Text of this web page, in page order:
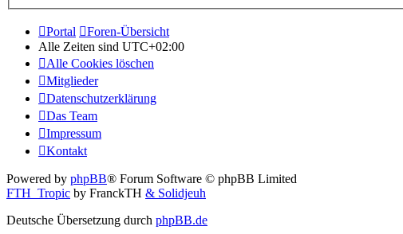
Portal
Foren-Übersicht
Alle Zeiten sind UTC+02:00
Alle Cookies löschen
Mitglieder
Datenschutzerklärung
Das Team
Impressum
Kontakt
Powered by phpBB® Forum Software © phpBB Limited
FTH_Tropic by FranckTH & Solidjeuh
Deutsche Übersetzung durch phpBB.de